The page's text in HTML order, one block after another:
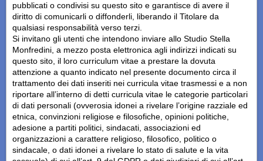
pubblicati o condivisi su questo sito e garantisce di avere il
diritto di comunicarli o diffonderli, liberando il Titolare da
qualsiasi responsabilità verso terzi.
Si invitano gli utenti che intendono inviare allo Studio Stella
Monfredini, a mezzo posta elettronica agli indirizzi indicati su
questo sito, il loro curriculum vitae a prestare la dovuta
attenzione a quanto indicato nel presente documento circa il
trattamento dei dati inseriti nei curricula vitae trasmessi e a non
riportare all’interno di detti curricula vitae le categorie particolari
di dati personali (ovverosia idonei a rivelare l’origine razziale ed
etnica, convinzioni religiose e filosofiche, opinioni politiche,
adesione a partiti politici, sindacati, associazioni ed
organizzazioni a carattere religioso, filosofico, politico o
sindacale, o dati idonei a rivelare lo stato di salute e la vita